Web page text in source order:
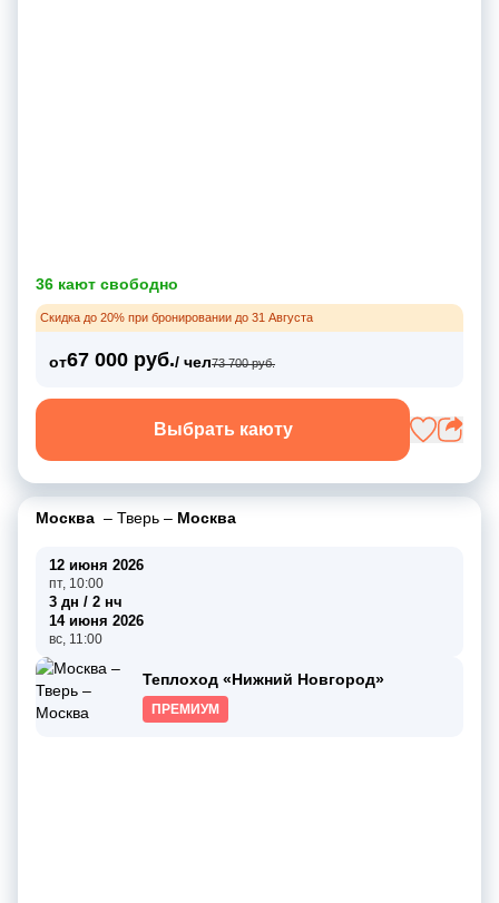
36 кают свободно
Скидка до 20% при бронировании до 31 Августа
от67 000 руб./ чел73 700 руб.
Выбрать каюту
Москва – Тверь – Москва
12 июня 2026
пт, 10:00
3 дн / 2 нч
14 июня 2026
вс, 11:00
Теплоход «Нижний Новгород»
ПРЕМИУМ